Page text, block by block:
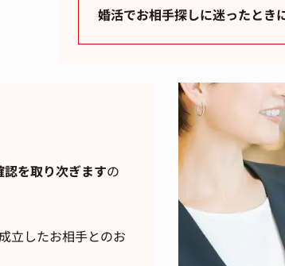
婚活でお相手探しに迷ったとき
を取り次ぎますの
立したお相手とのお